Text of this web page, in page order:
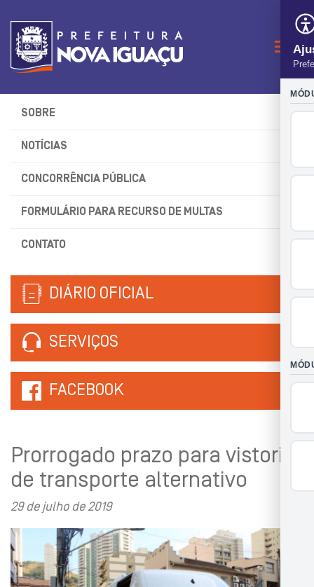
SOBRE
NOTÍCIAS
CONCORRÊNCIA PÚBLICA
FORMULÁRIO PARA RECURSO DE MULTAS
CONTATO
DIÁRIO OFICIAL
SERVIÇOS
FACEBOOK
Prorrogado prazo para vistoria
de transporte alternativo
29 de julho de 2019